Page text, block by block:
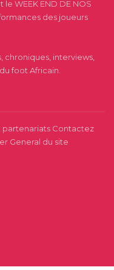
le WEEK END DE NOS
des joueurs
chroniques, interviews,
foot Africain.
partenariats Contactez
General du site